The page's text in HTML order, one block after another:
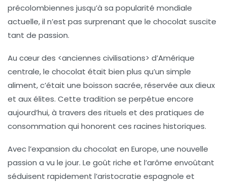
précolombiennes jusqu’à sa popularité mondiale
actuelle, il n’est pas surprenant que le chocolat suscite
tant de passion.
Au cœur des <anciennes civilisations> d’Amérique
centrale, le chocolat était bien plus qu’un simple
aliment, c’était une boisson sacrée, réservée aux dieux
et aux élites. Cette tradition se perpétue encore
aujourd’hui, à travers des rituels et des pratiques de
consommation qui honorent ces racines historiques.
Avec l’expansion du chocolat en Europe, une nouvelle
passion a vu le jour. Le goût riche et l’arôme envoûtant
séduisent rapidement l’aristocratie espagnole et